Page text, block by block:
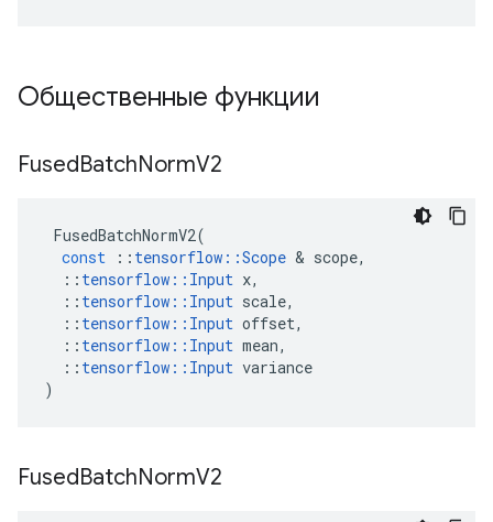
Общественные функции
FusedBatchNormV2
FusedBatchNormV2(
const
:: tensorflow ::Scope & scope,
:: tensorflow :: Input x,
:: tensorflow :: Input scale,
:: tensorflow :: Input offset,
:: tensorflow :: Input mean,
:: tensorflow :: Input variance
)
FusedBatchNormV2